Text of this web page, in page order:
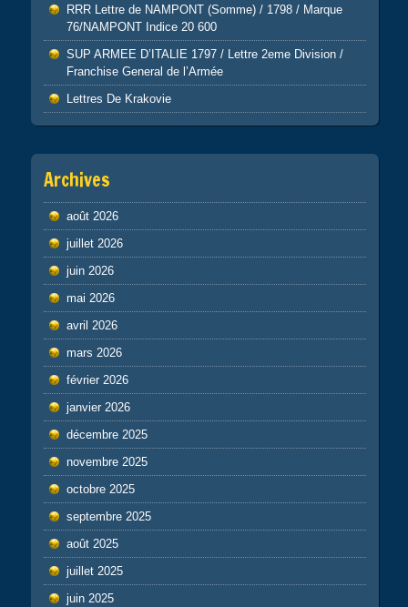
RRR Lettre de NAMPONT (Somme) / 1798 / Marque
76/NAMPONT Indice 20 600
SUP ARMEE D’ITALIE 1797 / Lettre 2eme Division /
Franchise General de l’Armée
Lettres De Krakovie
Archives
août 2026
juillet 2026
juin 2026
mai 2026
avril 2026
mars 2026
février 2026
janvier 2026
décembre 2025
novembre 2025
octobre 2025
septembre 2025
août 2025
juillet 2025
juin 2025